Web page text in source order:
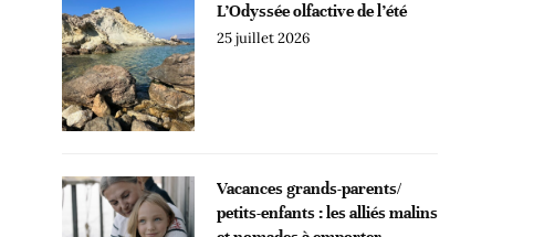
L’Odyssée olfactive de l’été
25 juillet 2026
Vacances grands-parents/
petits-enfants : les alliés malins